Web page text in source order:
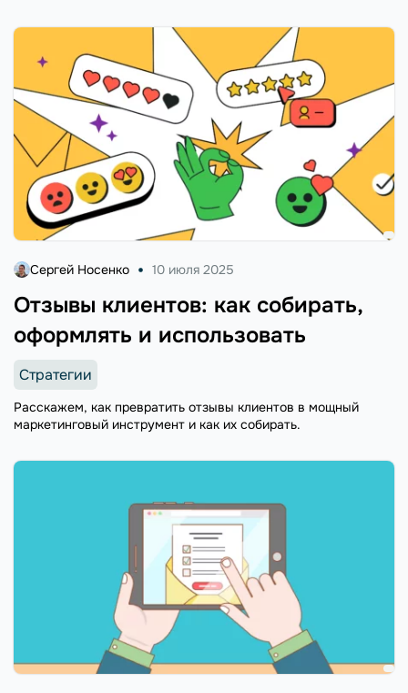
Отзывы клиентов: как собирать,
оформлять и использовать
Сергей Носенко 10 июля 2025
Стратегии
Расскажем, как превратить отзывы клиентов в мощный
маркетинговый инструмент и как их собирать.